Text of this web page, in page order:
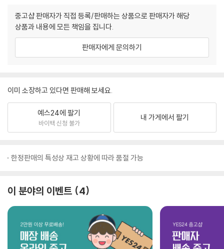
중고샵 판매자가 직접 등록/판매하는 상품으로 판매자가 해당
상품과 내용에 모든 책임을 집니다.
판매자에게 문의하기
이미 소장하고 있다면 판매해 보세요.
예스24에 팔기
바이백 신청 불가
내 가게에서 팔기
한정판매의 특성상 재고 상황에 따라 품절 가능
이 분야의 이벤트 4